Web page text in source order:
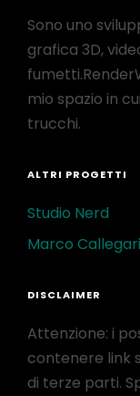
Sono uno
grafica 3D,
mio spazio in
trucchi.
ALTRI PROGETTI
Studio Nerd
Marco Callegari
DISCLAIMER
Attenzione: i
contenere link
di terze parti.